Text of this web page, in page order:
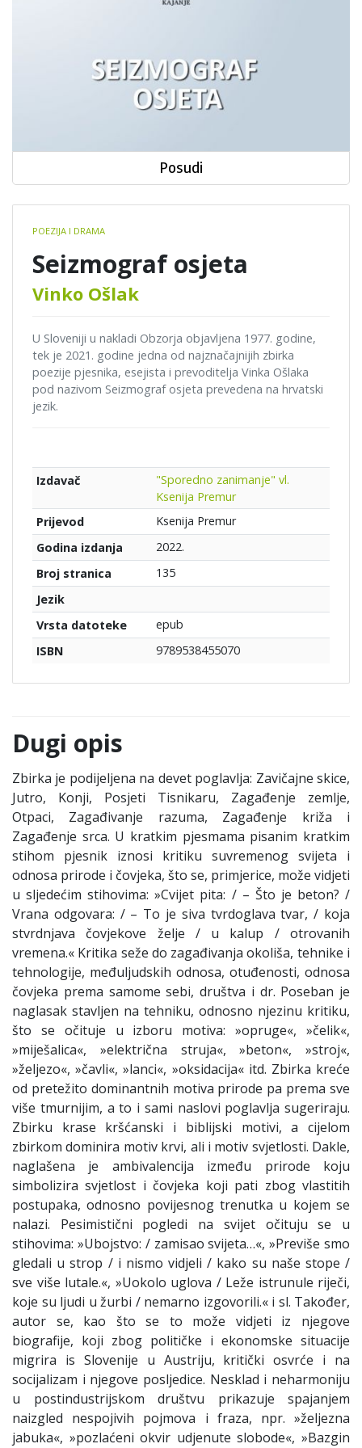
details
POEZIJA I DRAMA
Seizmograf osjeta
Vinko Ošlak
U Sloveniji u nakladi Obzorja objavljena 1977. godine,
tek je 2021. godine jedna od najznačajnijih zbirka
poezije pjesnika, esejista i prevoditelja Vinka Ošlaka
pod nazivom Seizmograf osjeta prevedena na hrvatski
jezik.
Izdavač
"Sporedno zanimanje" vl.
Ksenija Premur
Prijevod
Ksenija Premur
Godina izdanja
2022.
Broj stranica
135
Jezik
Vrsta datoteke
epub
ISBN
9789538455070
Posudi
Dugi opis
Zbirka je podijeljena na devet poglavlja: Zavičajne skice,
Jutro, Konji, Posjeti Tisnikaru, Zagađenje zemlje,
Otpaci, Zagađivanje razuma, Zagađenje križa i
Zagađenje srca. U kratkim pjesmama pisanim kratkim
stihom pjesnik iznosi kritiku suvremenog svijeta i
odnosa prirode i čovjeka, što se, primjerice, može vidjeti
u sljedećim stihovima: »Cvijet pita: / – Što je beton? /
Vrana odgovara: / – To je siva tvrdoglava tvar, / koja
stvrdnjava čovjekove želje / u kalup / otrovanih
vremena.« Kritika seže do zagađivanja okoliša, tehnike i
tehnologije, međuljudskih odnosa, otuđenosti, odnosa
čovjeka prema samome sebi, društva i dr. Poseban je
naglasak stavljen na tehniku, odnosno njezinu kritiku,
što se očituje u izboru motiva: »opruge«, »čelik«,
»miješalica«, »električna struja«, »beton«, »stroj«,
»željezo«, »čavli«, »lanci«, »oksidacija« itd. Zbirka kreće
od pretežito dominantnih motiva prirode pa prema sve
više tmurnijim, a to i sami naslovi poglavlja sugeriraju.
Zbirku krase kršćanski i biblijski motivi, a cijelom
zbirkom dominira motiv krvi, ali i motiv svjetlosti. Dakle,
naglašena je ambivalencija između prirode koju
simbolizira svjetlost i čovjeka koji pati zbog vlastitih
postupaka, odnosno povijesnog trenutka u kojem se
nalazi. Pesimistični pogledi na svijet očituju se u
stihovima: »Ubojstvo: / zamisao svijeta…«, »Previše smo
gledali u strop / i nismo vidjeli / kako su naše stope /
sve više lutale.«, »Uokolo uglova / Leže istrunule riječi,
koje su ljudi u žurbi / nemarno izgovorili.« i sl. Također,
autor se, kao što se to može vidjeti iz njegove
biografije, koji zbog političke i ekonomske situacije
migrira is Slovenije u Austriju, kritički osvrće i na
socijalizam i njegove posljedice. Nesklad i neharmoniju
u postindustrijskom društvu prikazuje spajanjem
naizgled nespojivih pojmova i fraza, npr. »željezna
jabuka«, »pozlaćeni okvir udjenute slobode«, »Bazgin